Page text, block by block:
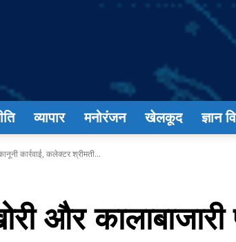
व्यापार मनोरंजन खेलकूद ज्ञान
कार्रवाई, कलेक्टर श्रीमती...
और कालाबाजारी